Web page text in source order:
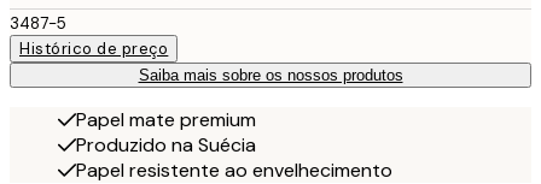
3487-5
Histórico de preço
Saiba mais sobre os nossos produtos
Papel mate premium
Produzido na Suécia
Papel resistente ao envelhecimento